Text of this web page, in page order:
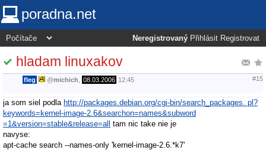
poradna.net
Neregistrovaný Přihlásit Registrovat
hladam linuxakov
fleg @michich 08.03.2006 12:45 #15
ja som siel podla http://packages.debian.org/cgi-bin/search_packages. pl?
keywords=kernel-image-2.6&searchon=names&subword
=1&version=stable&release=all tam nic take nie je
navyse:
apt-cache search --names-only 'kernel-image-2.6.*k7'